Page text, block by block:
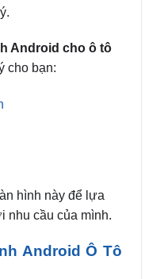
Android cho ô tô
cho bạn:
hình này để lựa
nhu cầu của mình.
Android Ô Tô